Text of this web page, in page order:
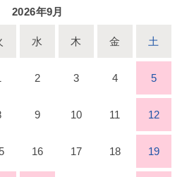
2026年9月
水 木 金 土
2 3 4 5
9 10 11 12
16 17 18 19